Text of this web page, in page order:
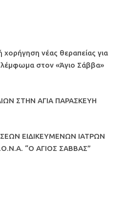
νέας θεραπείας για
λέμφωμα στον «Άγιο Σάββα»
ΣΤΗΝ ΑΓΙΑ ΠΑΡΑΣΚΕΥΗ
ΕΙΔΙΚΕΥΜΕΝΩΝ ΙΑΤΡΩΝ
“Ο ΑΓΙΟΣ ΣΑΒΒΑΣ”